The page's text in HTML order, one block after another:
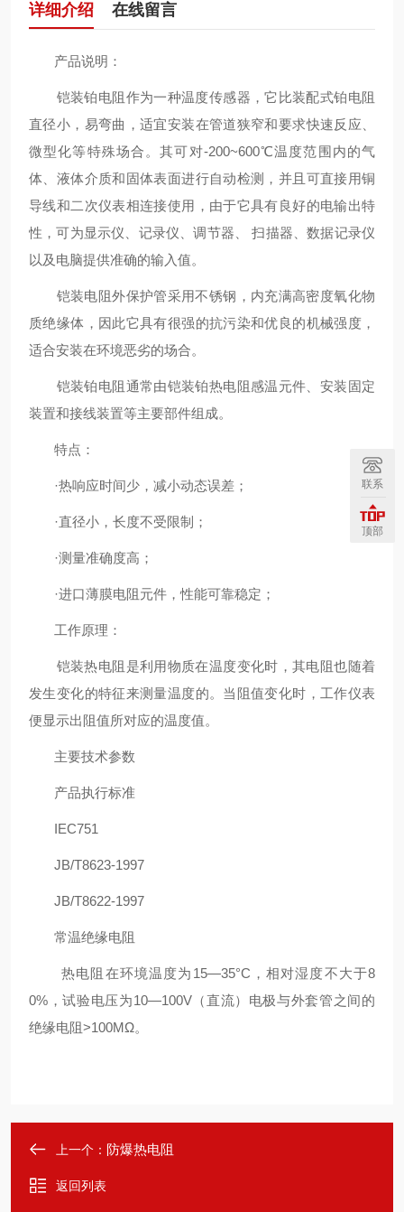
详细介绍 在线留言
产品说明：
铠装铂电阻作为一种温度传感器，它比装配式铂电阻
直径小，易弯曲，适宜安装在管道狭窄和要求快速反应、
微型化等特殊场合。其可对-200~600℃温度范围内的气
体、液体介质和固体表面进行自动检测，并且可直接用铜
导线和二次仪表相连接使用，由于它具有良好的电输出特
性，可为显示仪、记录仪、调节器、 扫描器、数据记录仪
以及电脑提供准确的输入值。
铠装电阻外保护管采用不锈钢，内充满高密度氧化物
质绝缘体，因此它具有很强的抗污染和优良的机械强度，
适合安装在环境恶劣的场合。
铠装铂电阻通常由铠装铂热电阻感温元件、安装固定
装置和接线装置等主要部件组成。
特点：
·热响应时间少，减小动态误差；
·直径小，长度不受限制；
·测量准确度高；
·进口薄膜电阻元件，性能可靠稳定；
工作原理：
铠装热电阻是利用物质在温度变化时，其电阻也随着
发生变化的特征来测量温度的。当阻值变化时，工作仪表
便显示出阻值所对应的温度值。
主要技术参数
产品执行标准
IEC751
JB/T8623-1997
JB/T8622-1997
常温绝缘电阻
热电阻在环境温度为15—35°C，相对湿度不大于8
0%，试验电压为10—100V（直流）电极与外套管之间的
绝缘电阻>100MΩ。
上一个： 防爆热电阻
返回列表
联系
顶部